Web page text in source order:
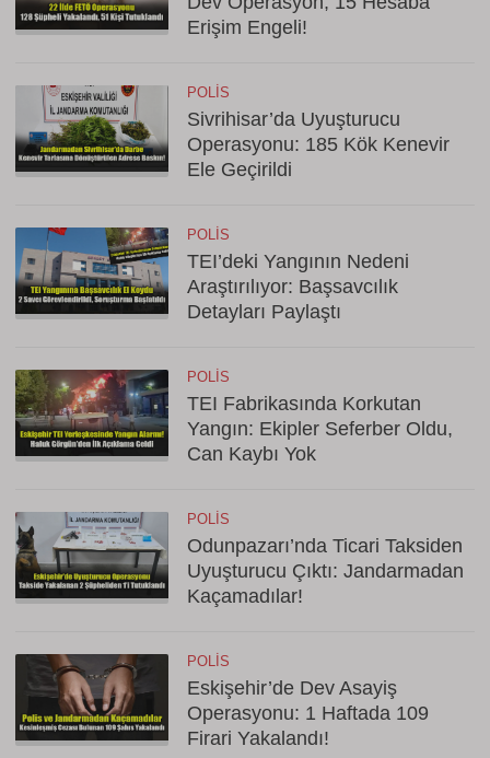
Erişim Engeli!
POLIS
Sivrihisar’da Uyuşturucu
Operasyonu: 185 Kök Kenevir
Ele Geçirildi
POLIS
TEI’deki Yangının Nedeni
Araştırılıyor: Başsavcılık
Detayları Paylaştı
POLIS
TEI Fabrikasında Korkutan
Yangın: Ekipler Seferber Oldu,
Can Kaybı Yok
POLIS
Odunpazarı’nda Ticari Taksiden
Uyuşturucu Çıktı: Jandarmadan
Kaçamadılar!
POLIS
Eskişehir’de Dev Asayiş
Operasyonu: 1 Haftada 109
Firari Yakalandı!